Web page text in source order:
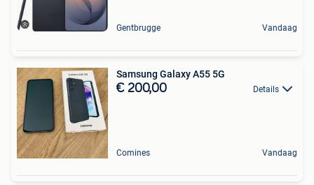
Gentbrugge Vandaag
Samsung Galaxy A55 5G
€ 200,00 Details
Comines Vandaag